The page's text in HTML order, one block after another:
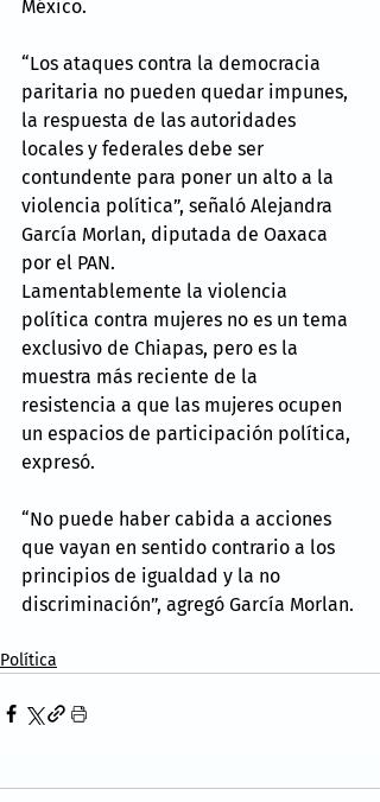
México.
“Los ataques contra la democracia
paritaria no pueden quedar impunes,
la respuesta de las autoridades
locales y federales debe ser
contundente para poner un alto a la
violencia política”, señaló Alejandra
García Morlan, diputada de Oaxaca
por el PAN.
Lamentablemente la violencia
política contra mujeres no es un tema
exclusivo de Chiapas, pero es la
muestra más reciente de la
resistencia a que las mujeres ocupen
un espacios de participación política,
expresó.
“No puede haber cabida a acciones
que vayan en sentido contrario a los
principios de igualdad y la no
discriminación”, agregó García Morlan.
Política